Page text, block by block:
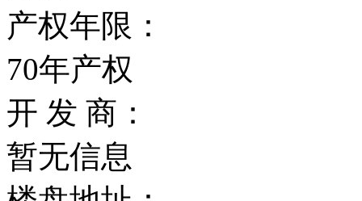
产权年限：
70年产权
开 发 商：
暂无信息